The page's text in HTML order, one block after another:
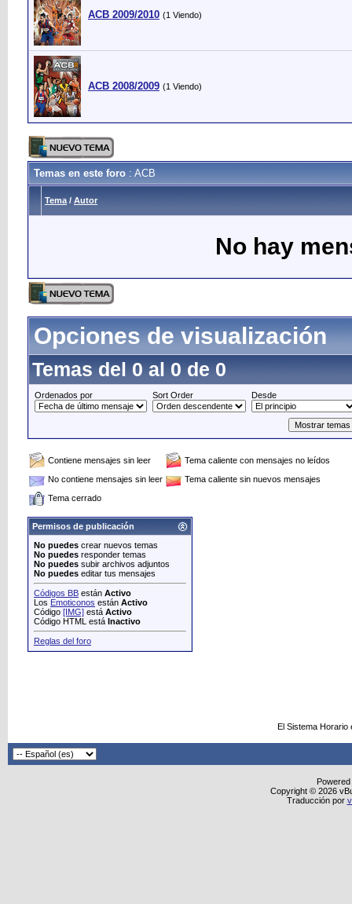
ACB 2009/2010 (1 Viendo)
ACB 2008/2009 (1 Viendo)
Temas en este foro : ACB
Tema / Autor
No hay
Opciones de visualización
Temas del 0 al 0 de 0
Ordenados por Sort Order Desde
Contiene mensajes sin leer
Tema caliente con mensajes no leídos
No contiene mensajes sin leer
Tema caliente sin nuevos mensajes
Tema cerrado
Permisos de publicación
No puedes crear nuevos temas
No puedes responder temas
No puedes subir archivos adjuntos
No puedes editar tus mensajes
Códigos BB están Activo
Los Emoticonos están Activo
Código [IMG] está Activo
Código HTML está Inactivo
Reglas del foro
El Sistema
Copyright © 2026
Traducción por